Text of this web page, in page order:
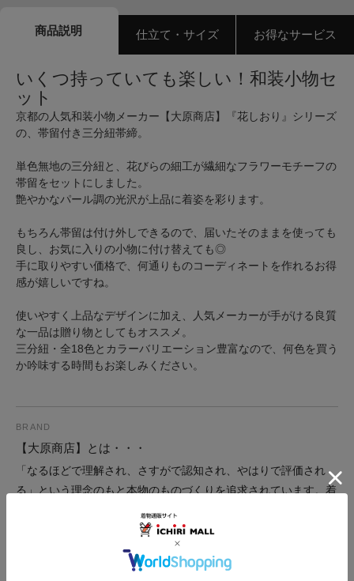
商品説明 仕立て・サイズ お得なサービス
いくつ持っていても楽しい！和装小物セ
ット
京都の人気和装小物メーカー【大原商店】『花しおり』シリーズ
の、帯留付き三分紐帯締。
単色無地の三分紐と、花びらの細工が繊細なフラワーモチーフの
帯留をセットにしました。
艶やかなパール調の光沢が上品に着姿を彩ります。
もちろん帯留は付け外しできるので、届いたそのままを使っても
良し、お気に入りの小物に付け替えても◎
手に取りやすい価格で、何通りものコーディネートを作れるお得
感が嬉しいですね。
使いやすく上品なデザインに加え、人気メーカーが手がける良質
な一品は贈り物としてもオススメ。
三分紐・全18色とカラーバリエーション豊富なので、何色を買う
か吟味する時間もお楽しみください。
BRAND
【大原商店】とは・・・
「なるほどで理解され、さすがで認知され、やはりで評価され
る」という理念のもと本物のものづくりを追求されています。着